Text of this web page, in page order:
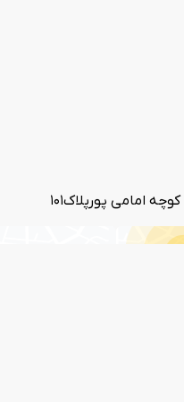
امامی پورپلاک101